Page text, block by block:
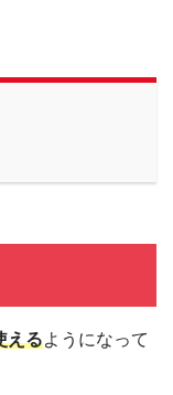
えるようになって